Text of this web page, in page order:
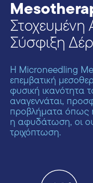
Στοχευμένη
Σύσφιξη
Η Microneedling
επεμβατική
φυσική ικανότητα
αναγεννάται,
προβλήματα όπως
η αφυδάτωση, οι
τριχόπτωση.